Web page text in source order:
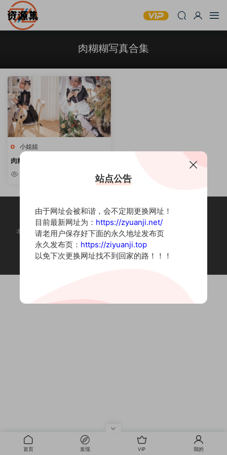
肉糊糊写真合集
小姐姐
肉糊糊 – 甜美小姐姐资源合集 [持
续更新]
本站为摄影写真图片网站，内容来自网络收集整理，仅作个人学习使用。
如有违法内容请联系删除
Copyright © 2022 资源集
首页 发现 VIP 我的
站点公告
由于网址会被和谐，会不定期更换网址！
目前最新网址为： https://zyuanji.net/
请老用户保存好下面的永久地址发布页
永久发布页： https://ziyuanji.top
以免下次更换网址找不到回家的路！！！